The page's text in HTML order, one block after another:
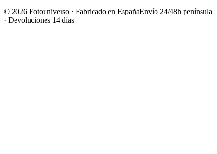
© 2026 Fotouniverso · Fabricado en EspañaEnvío 24/48h península
· Devoluciones 14 días